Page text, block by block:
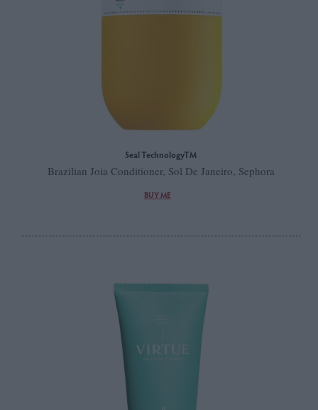
Seal TechnologyTM
Brazilian Joia Conditioner, Sol De Janeiro, Sephora
BUY ME